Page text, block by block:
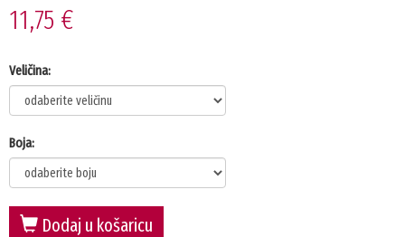
11,75 €
Veličina:
Boja:
Dodaj u košaricu